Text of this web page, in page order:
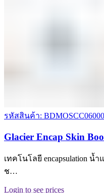
รหัสสินค้า:
Glacier Encap Skin
เทคโนโลยี encapsulation น้
ช…
Login to see prices